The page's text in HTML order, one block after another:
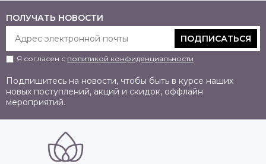
ПОЛУЧАТЬ НОВОСТИ
ПОДПИСАТЬСЯ
Я согласен с политикой конфиденциальности
Подпишитесь на новости, чтобы быть в курсе наших
новых поступлений, акций и скидок, оффлайн
мероприятий.